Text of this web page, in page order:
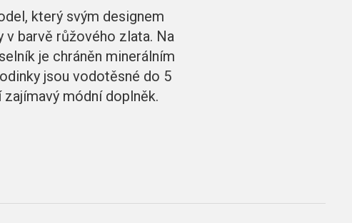
který svým designem
v barvě růžového zlata. Na
je chráněn minerálním
jsou vodotěsné do 5
módní doplněk.